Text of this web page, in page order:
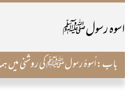
اسوہ رسولﷺ
باب:اُسوۂ رسولﷺ کی روشنی میں